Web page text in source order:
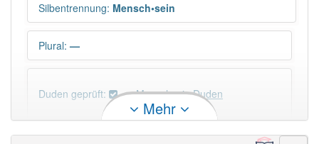
Silbentrennung: Mensch•sein
Plural: —
Duden geprüft: Menschsein Duden
Mehr